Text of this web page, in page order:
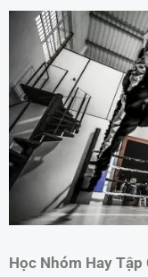
Học Nhóm Hay Tập